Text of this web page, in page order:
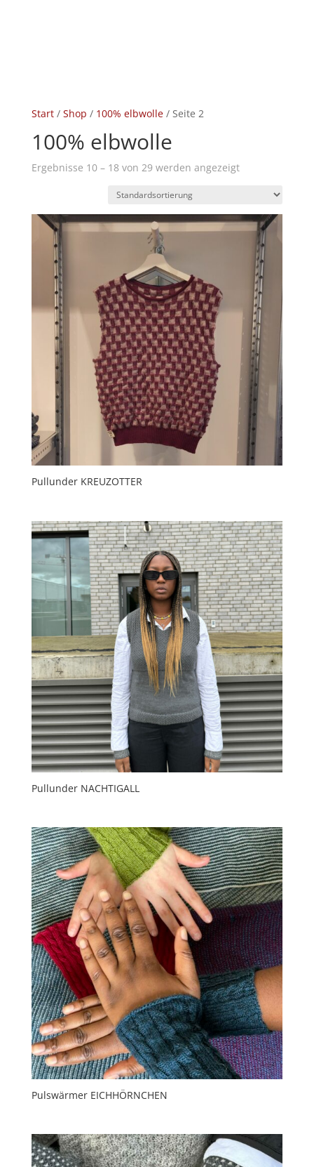
Start/ Shop / 100% elbwolle/ Seite 2
100% elbwolle
Ergebnisse 10 – 18 von 29 werden angezeigt
Pullunder KREUZOTTER
Pullunder NACHTIGALL
Pulswärmer EICHHÖRNCHEN